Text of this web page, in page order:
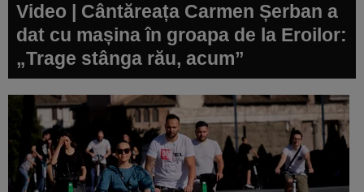
Video | Cântăreața Carmen Șerban a
dat cu mașina în groapa de la Eroilor:
„Trage stânga rău, acum”